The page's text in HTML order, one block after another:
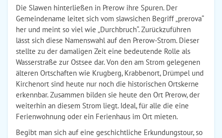
Die Slawen hinterließen in Prerow ihre Spuren. Der
Gemeindename leitet sich vom slawsichen Begriff „prerova“
her und meint so viel wie „Durchbruch“. Zurückzuführen
lässt sich diese Namenswahl auf den Prerow-Strom. Dieser
stellte zu der damaligen Zeit eine bedeutende Rolle als
Wasserstraße zur Ostsee dar. Von den am Strom gelegenen
älteren Ortschaften wie Krugberg, Krabbenort, Drümpel und
Kirchenort sind heute nur noch die historischen Ortskerne
erkennbar. Zusammen bilden sie heute den Ort Prerow, der
weiterhin an diesem Strom liegt. Ideal, für alle die eine
Ferienwohnung oder ein Ferienhaus im Ort mieten.
Begibt man sich auf eine geschichtliche Erkundungstour, so